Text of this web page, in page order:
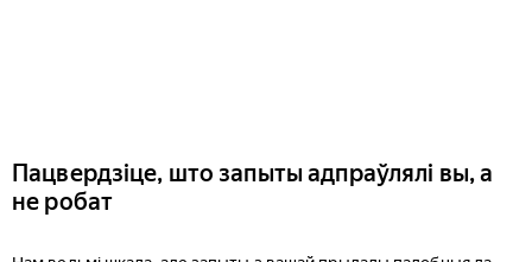
Пацвердзіце, што запыты адпраўлялі вы, а
не робат